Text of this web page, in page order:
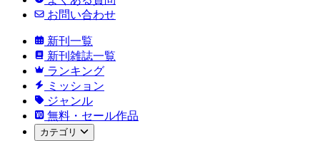
お問い合わせ
新刊一覧
新刊雑誌一覧
ランキング
ミッション
ジャンル
無料・セール作品
カテゴリ